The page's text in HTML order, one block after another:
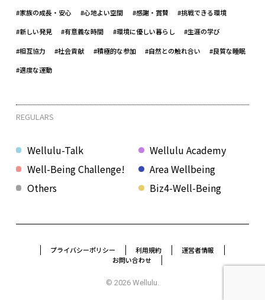
#家族の成長・安心 #心地よい空間 #感謝・賞賛 #挑戦できる環境
#新しい発見 #有意義な時間 #環境に優しい暮らし #生涯の学び
#相互協力 #社会貢献 #積極的な参加 #自然との触れ合い #良質な睡眠
#適度な運動
REGULARS
Wellulu-Talk
Well-Being Challenge!
Biz4-Well-Being
Wellulu Academy
Area Wellbeing
Others
プライバシーポリシー 利用規約
運営者情報
お問い合わせ
© 2026 Wellulu.